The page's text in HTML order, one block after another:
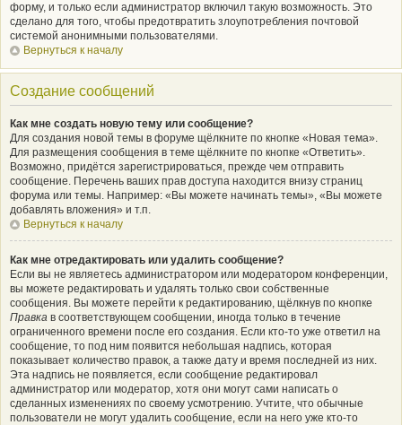
форму, и только если администратор включил такую возможность. Это
сделано для того, чтобы предотвратить злоупотребления почтовой
системой анонимными пользователями.
Вернуться к началу
Создание сообщений
Как мне создать новую тему или сообщение?
Для создания новой темы в форуме щёлкните по кнопке «Новая тема».
Для размещения сообщения в теме щёлкните по кнопке «Ответить».
Возможно, придётся зарегистрироваться, прежде чем отправить
сообщение. Перечень ваших прав доступа находится внизу страниц
форума или темы. Например: «Вы можете начинать темы», «Вы можете
добавлять вложения» и т.п.
Вернуться к началу
Как мне отредактировать или удалить сообщение?
Если вы не являетесь администратором или модератором конференции,
вы можете редактировать и удалять только свои собственные
сообщения. Вы можете перейти к редактированию, щёлкнув по кнопке
Правка в соответствующем сообщении, иногда только в течение
ограниченного времени после его создания. Если кто-то уже ответил на
сообщение, то под ним появится небольшая надпись, которая
показывает количество правок, а также дату и время последней из них.
Эта надпись не появляется, если сообщение редактировал
администратор или модератор, хотя они могут сами написать о
сделанных изменениях по своему усмотрению. Учтите, что обычные
пользователи не могут удалить сообщение, если на него уже кто-то